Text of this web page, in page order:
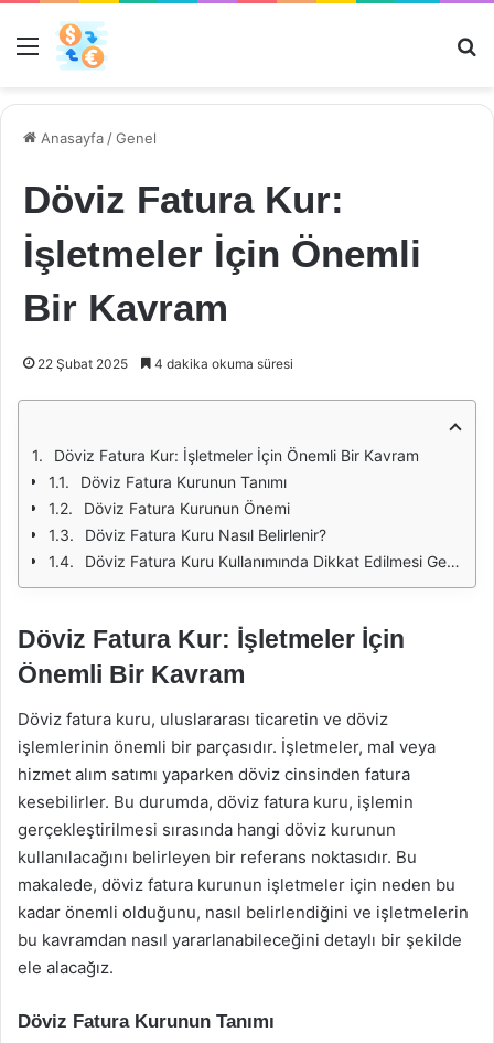
Menü
Anasayfa /Genel
Döviz Fatura Kur:
İşletmeler İçin Önemli
Bir Kavram
22 Şubat 2025 4 dakika okuma süresi
Döviz Fatura Kur: İşletmeler İçin Önemli Bir Kavram
Döviz Fatura Kurunun Tanımı
Döviz Fatura Kurunun Önemi
Döviz Fatura Kuru Nasıl Belirlenir?
Döviz Fatura Kuru Kullanımında Dikkat Edilmesi Gerekenler
Döviz Fatura Kur: İşletmeler İçin
Önemli Bir Kavram
Döviz fatura kuru, uluslararası ticaretin ve döviz
işlemlerinin önemli bir parçasıdır. İşletmeler, mal veya
hizmet alım satımı yaparken döviz cinsinden fatura
kesebilirler. Bu durumda, döviz fatura kuru, işlemin
gerçekleştirilmesi sırasında hangi döviz kurunun
kullanılacağını belirleyen bir referans noktasıdır. Bu
makalede, döviz fatura kurunun işletmeler için neden bu
kadar önemli olduğunu, nasıl belirlendiğini ve işletmelerin
bu kavramdan nasıl yararlanabileceğini detaylı bir şekilde
ele alacağız.
Döviz Fatura Kurunun Tanımı